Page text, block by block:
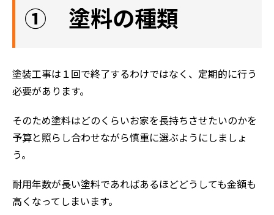
① 塗料の種類
塗装工事は１回で終了するわけではなく、定期的に行う
必要があります。
そのため塗料はどのくらいお家を長持ちさせたいのかを
予算と照らし合わせながら慎重に選ぶようにしましょ
う。
耐用年数が長い塗料であればあるほどどうしても金額も
高くなってしまいます。